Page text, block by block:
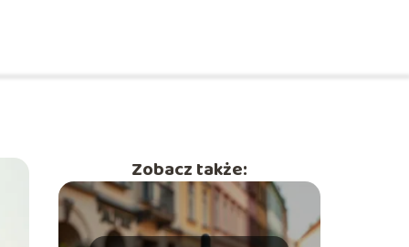
Zobacz także: